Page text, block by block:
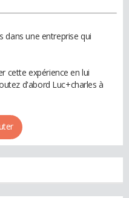
dans une entreprise qui
cette expérience en lui
d'abord Luc+charles à